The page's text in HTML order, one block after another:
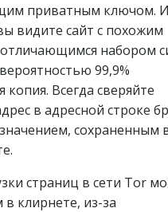
приватным ключом.
видите сайт с похожим
набором
99,9%
Всегда сверяйте
в адресной строке
сохраненным
страниц в сети Tor
клирнете, из-за